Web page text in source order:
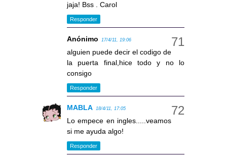
jaja! Bss . Carol
Responder
Anónimo 17/4/11, 19:06
alguien puede decir el codigo de
la puerta final,hice todo y no lo
consigo
Responder
MABLA 18/4/11, 17:05
Lo empece en ingles.....veamos
si me ayuda algo!
Responder